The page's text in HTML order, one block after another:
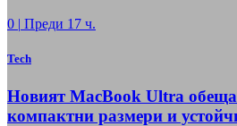
0 | Преди 17 ч.
Tech
Новият MacBook Ultra
компактни размери и